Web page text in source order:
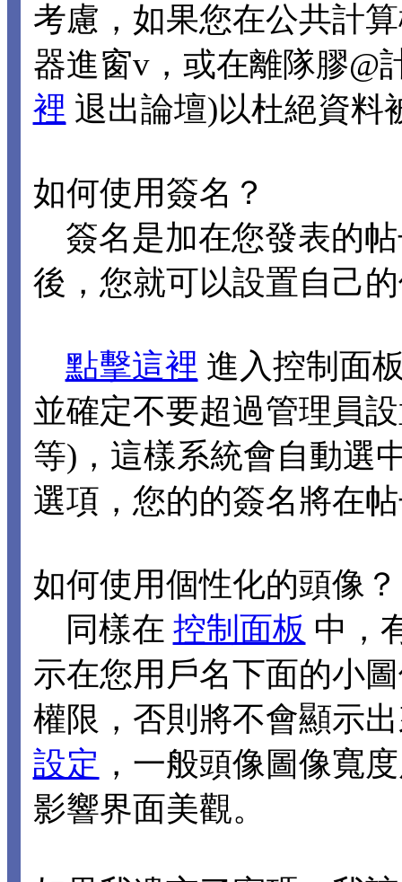
考慮，如果您在公共計
器進窗v，或在離隊膠@
裡 退出論壇)以杜絕資料
如何使用簽名？
簽名是加在您發表的
後，您就可以設置自己
點擊這裡 進入控制面
並確定不要超過管理員
等)，這樣系統會自動選
選項，您的的簽名將在
如何使用個性化的頭像？
同樣在 控制面板 中，
示在您用戶名下面的小
權限，否則將不會顯示
設定 ，一般頭像圖像寬
影響界面美觀。